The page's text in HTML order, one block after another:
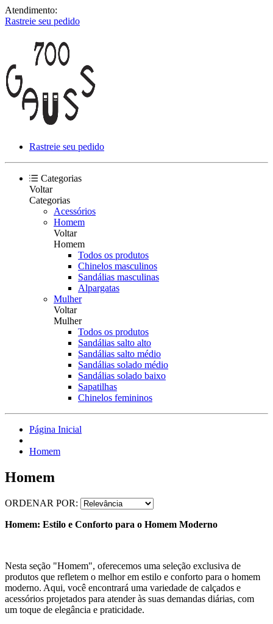
Atendimento:
Rastreie seu pedido
Rastreie seu pedido
Categorias
Voltar
Categorias
Acessórios
Homem
Voltar
Homem
Todos os produtos
Chinelos masculinos
Sandálias masculinas
Alpargatas
Mulher
Voltar
Mulher
Todos os produtos
Sandálias salto alto
Sandálias salto médio
Sandálias solado médio
Sandálias solado baixo
Sapatilhas
Chinelos femininos
Página Inicial
Homem
Homem
ORDENAR POR:
Homem: Estilo e Conforto para o Homem Moderno
Nesta seção "Homem", oferecemos uma seleção exclusiva de
produtos que refletem o melhor em estilo e conforto para o homem
moderno. Aqui, você encontrará uma variedade de calçados e
acessórios projetados para atender às suas demandas diárias, com
um toque de elegância e praticidade.